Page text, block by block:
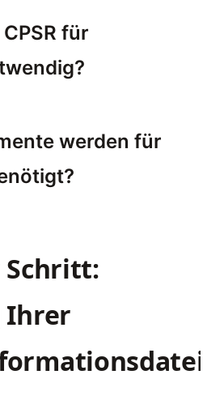
für
werden für
Ihrer